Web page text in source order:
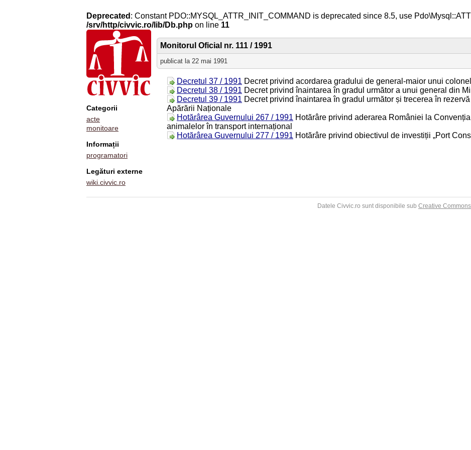
Deprecated : Constant PDO::MYSQL_ATTR_INIT_COMMAND is deprecated since 8.5, use
/srv/http/civvic.ro/lib/Db.php on line 11
Categorii
acte
monitoare
Informații
programatori
Legături externe
wiki.civvic.ro
Monitorul Oficial nr. 111 / 1991
publicat la 22 mai 1991
Decretul 37 / 1991 Decret privind acordarea gradului de general-maior unui
Decretul 38 / 1991 Decret privind înaintarea în gradul următor a unui general din
Decretul 39 / 1991 Decret privind înaintarea în gradul următor și trecerea în
Apărării Naționale
Hotărârea Guvernului 267 / 1991 Hotărâre privind aderarea României la
animalelor în transport internațional
Hotărârea Guvernului 277 / 1991 Hotărâre privind obiectivul de investiții „Port
Datele Civvic.ro sunt disponibile sub Creative